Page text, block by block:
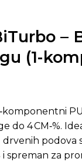
–
(1-
do 4 CM‑%.
podova
i spreman za